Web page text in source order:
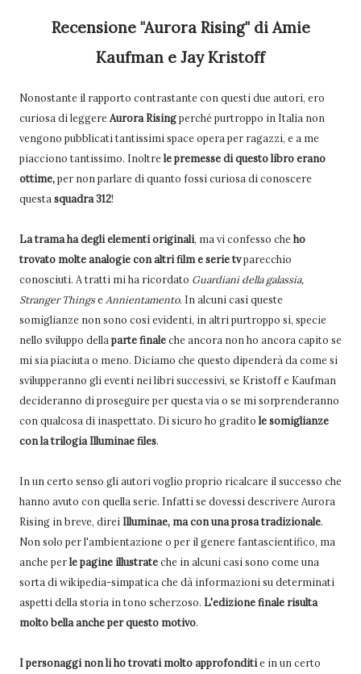
Recensione "Aurora Rising" di Amie
Kaufman e Jay Kristoff
Nonostante il rapporto contrastante con questi due autori, ero
curiosa di leggereAurora Risingperché purtroppo in Italia non
vengono pubblicati tantissimi space opera per ragazzi, e a me
piacciono tantissimo. Inoltrele premesse di questo libro erano
ottime,per non parlare di quanto fossi curiosa di conoscere
questa squadra 312!
La trama ha degli elementi originali, ma vi confesso cheho
trovato molte analogie con altri film e serie tvparecchio
conosciuti. A tratti mi ha ricordato Guardiani della galassia,
Stranger Thingse Annientamento. In alcuni casi queste
somiglianze non sono così evidenti, in altri purtroppo sì, specie
nello sviluppo della parte finaleche ancora non ho ancora capito se
mi sia piaciuta o meno. Diciamo che questo dipenderà da come si
svilupperanno gli eventi nei libri successivi, se Kristoff e Kaufman
decideranno di proseguire per questa via o se mi sorprenderanno
con qualcosa di inaspettato. Di sicuro ho gradito le somiglianze
con la trilogia Illuminae files.
In un certo senso gli autori voglio proprio ricalcare il successo che
hanno avuto con quella serie. Infatti se dovessi descrivere Aurora
Rising in breve, direi Illuminae, ma con una prosa tradizionale.
Non solo per l'ambientazione o per il genere fantascientifico, ma
anche perle pagine illustrateche in alcuni casi sono come una
sorta di wikipedia-simpatica che dà informazioni su determinati
aspetti della storia in tono scherzoso. L'edizione finale risulta
molto bella anche per questo motivo.
I personaggi non li ho trovati molto approfonditie in un certo